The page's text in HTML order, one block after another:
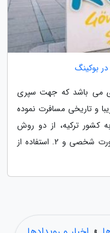
بوکینگ
می باشد که جهت سپری
و تاریخی مسافرت نموده
کشور ترکیه، از دو روش
استفاده نمایند؛ 1. انجام تمامی امور به صورت شخصی و 2. استفاده از